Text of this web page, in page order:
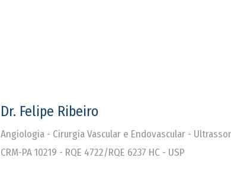
Dr. Felipe Ribeiro
Angiologia - Cirurgia Vascular e Endovascular -
CRM-PA 10219 - RQE 4722/RQE 6237 HC - USP